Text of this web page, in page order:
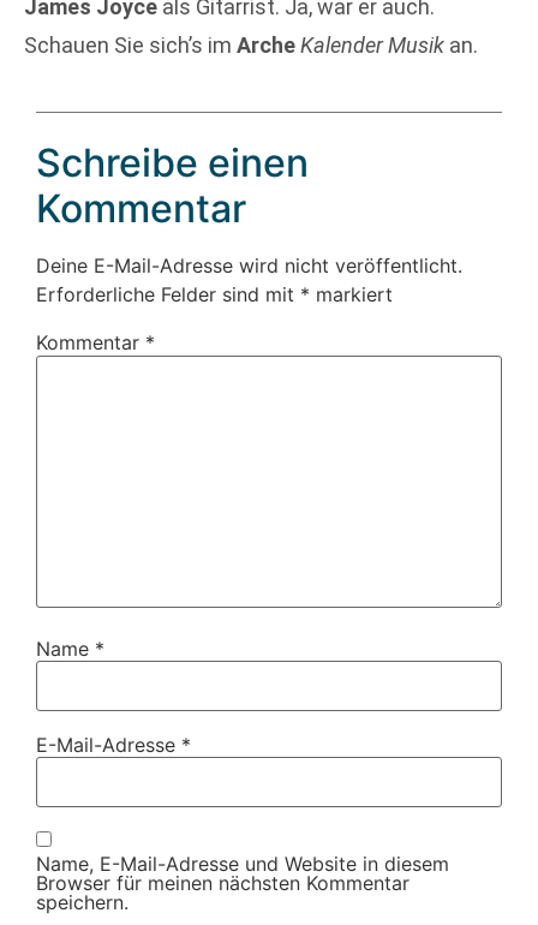
James Joyce als Gitarrist. Ja, war er auch.
Schauen Sie sich’s im ArcheKalender Musik an.
Schreibe einen
Kommentar
Deine E-Mail-Adresse wird nicht veröffentlicht.
Erforderliche Felder sind mit * markiert
Kommentar *
Name *
E-Mail-Adresse *
Name, E-Mail-Adresse und Website in diesem
Browser für meinen nächsten Kommentar
speichern.